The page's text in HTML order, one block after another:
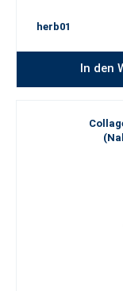
herb01
In den